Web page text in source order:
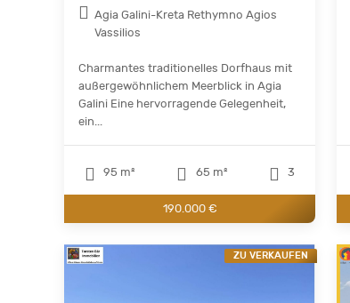
Agia Galini-Kreta Rethymno Agios
Vassilios
Charmantes traditionelles Dorfhaus mit
außergewöhnlichem Meerblick in Agia
Galini Eine hervorragende Gelegenheit,
ein...
95 m² 65 m² 3
190.000 €
ZU VERKAUFEN